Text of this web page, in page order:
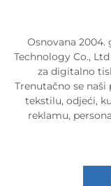
Osnovana
Technology Co.,
za digitalno
Trenutačno se
tekstilu, odjeći,
reklamu,